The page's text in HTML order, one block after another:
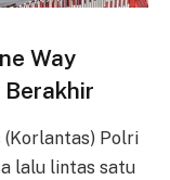
Way
Berakhir
(Korlantas) Polri
lalu lintas satu